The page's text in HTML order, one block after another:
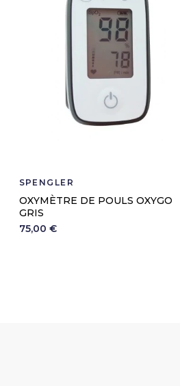
SPENGLER
OXYMÈTRE DE POULS OXYGO
GRIS
75,00 €